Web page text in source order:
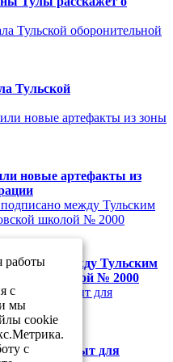
Тульской
новые артефакты из
между Тульским
школой № 2000
будет закрыт для
работы
с
мы
cookie
с